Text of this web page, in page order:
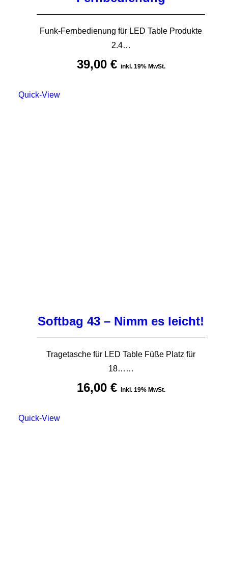
Funk-Fernbedienung für LED Table Produkte
2.4…
39,00 € inkl. 19% MwSt.
Quick-View
Softbag 43 – Nimm es leicht!
Tragetasche für LED Table Füße Platz für
18……
16,00 € inkl. 19% MwSt.
Quick-View